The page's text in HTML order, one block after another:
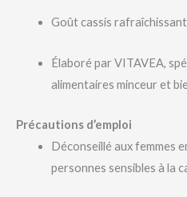
Goût cassis
Élaboré par VITAVEA,
alimentaires minceur et
Précautions d’emploi
Déconseillé aux femmes
personnes sensibles à la